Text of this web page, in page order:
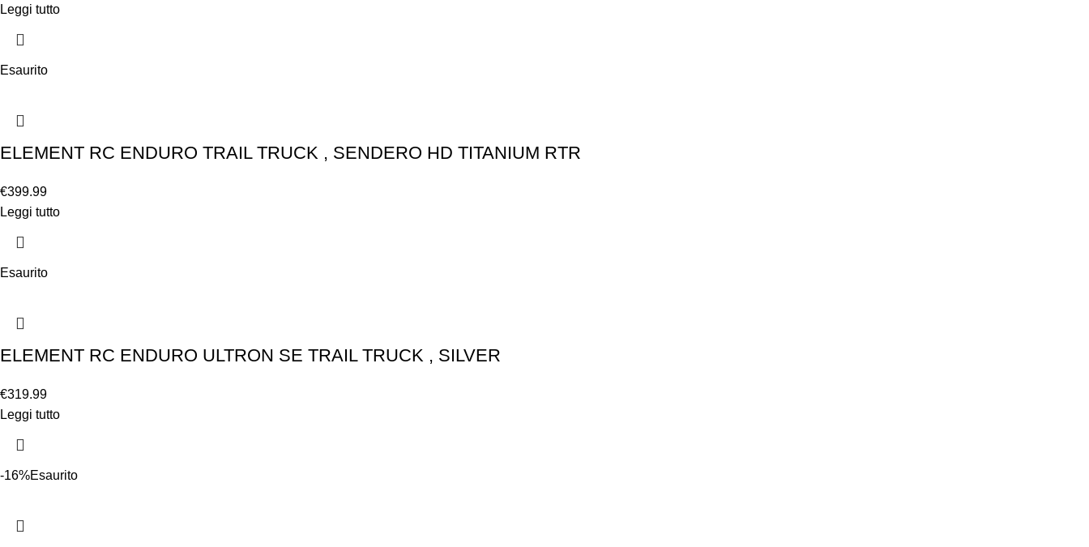
Leggi tutto
Esaurito
ELEMENT RC ENDURO TRAIL TRUCK , SENDERO HD TITANIUM RTR
€399.99
Leggi tutto
Esaurito
ELEMENT RC ENDURO ULTRON SE TRAIL TRUCK , SILVER
€319.99
Leggi tutto
-16%Esaurito